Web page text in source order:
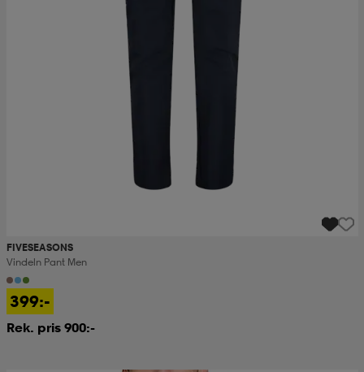
FIVESEASONS
Vindeln Pant Men
399:-
Rek. pris 900:-